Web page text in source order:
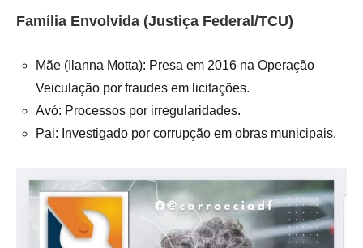
Família Envolvida (Justiça Federal/TCU)
Mãe (Ilanna Motta): Presa em 2016 na Operação
Veiculação por fraudes em licitações.
Avó: Processos por irregularidades.
Pai: Investigado por corrupção em obras municipais.